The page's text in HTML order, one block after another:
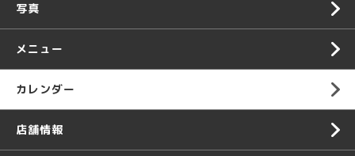
写真
メニュー
カレンダー
店舗情報